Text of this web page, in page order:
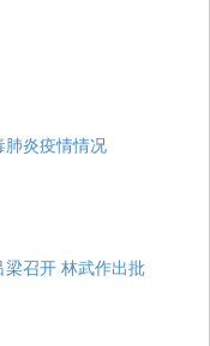
炎疫情情况
召开 林武作出批